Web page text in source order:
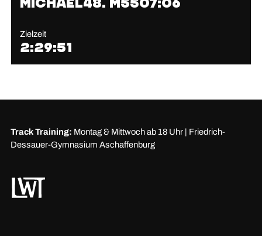
Michael48. M5507:06
Zielzeit
2:29:51
Track Training: Montag & Mittwoch ab 18 Uhr | Friedrich-
Dessauer-Gymnasium Aschaffenburg